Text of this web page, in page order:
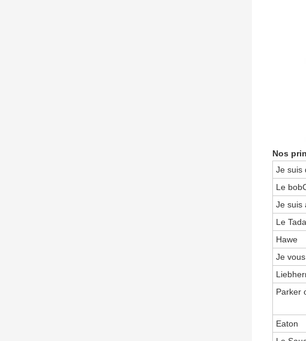
Nos
Je suis
Le
Je suis
Le
Hawe
Je
Parker
Eaton